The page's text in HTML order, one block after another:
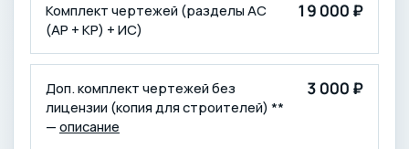
КОМПЛЕКТАЦИЯ
ЦЕНА (₽)
Комплект чертежей (разделы АС
(АР + КР) + ИС)
19 000 ₽
Доп. комплект чертежей без
лицензии (копия для строителей) **
— описание
3 000 ₽